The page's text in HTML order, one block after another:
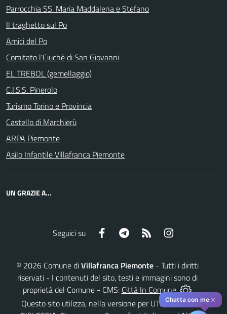
Parrocchia SS. Maria Maddalena e Stefano
Il traghetto sul Po
Amici del Po
Comitato l'Ciuchè di San Giovanni
EL TREBOL (gemellaggio)
C.I.S.S. Pinerolo
Turismo Torino e Provincia
Castello di Marchierù
ARPA Piemonte
Asilo Infantile Villafranca Piemonte
UN GRAZIE A...
Seguici su Facebook Telegram RSS
© 2026 Comune diVillafranca Piemonte - Tutti i diritti
riservati - I contenuti del sito, testi e immagini sono di
proprietà del Comune - CMS: Città In Comune
Questo sito utilizza, nella versione per UTENTI CON
Chatta con me ✕